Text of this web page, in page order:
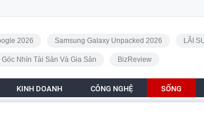
2026 Samsung Galaxy Unpacked 2026 LÃI
Góc Nhìn Tài Sản Và Gia Sản BizReview
KINH DOANH CÔNG NGHỆ SỐNG